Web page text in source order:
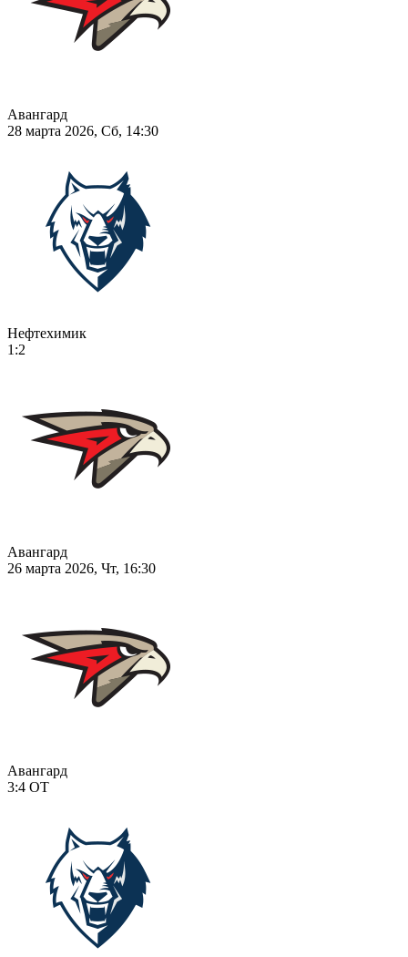
Авангард
28 марта 2026, Сб, 14:30
Нефтехимик
1:2
Авангард
26 марта 2026, Чт, 16:30
Авангард
3:4 ОТ